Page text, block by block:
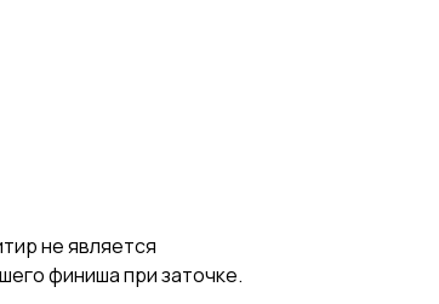
не является
финиша при заточке.